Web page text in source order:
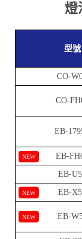
燈
型號
CO-
CO-
EB-
NEW EB-
EB-
NEW EB-
NEW EB-